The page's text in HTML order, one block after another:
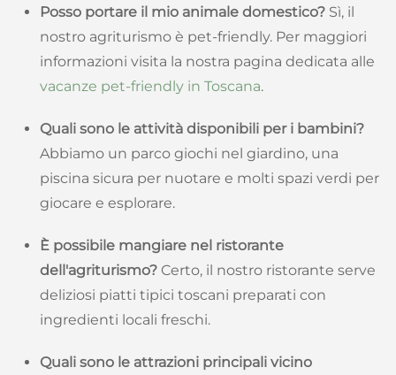
Posso portare il mio animale domestico? Sì, il
nostro agriturismo è pet-friendly. Per maggiori
informazioni visita la nostra pagina dedicata alle
vacanze pet-friendly in Toscana.
Quali sono le attività disponibili per i bambini?
Abbiamo un parco giochi nel giardino, una
piscina sicura per nuotare e molti spazi verdi per
giocare e esplorare.
È possibile mangiare nel ristorante
dell'agriturismo? Certo, il nostro ristorante serve
deliziosi piatti tipici toscani preparati con
ingredienti locali freschi.
Quali sono le attrazioni principali vicino